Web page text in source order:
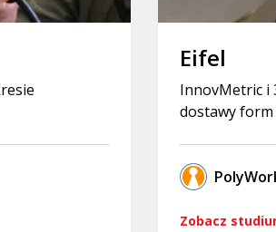
Eifel
InnovMetric i
dostawy
Zobacz